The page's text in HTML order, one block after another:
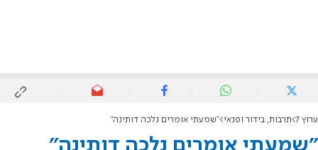
ערוץ 7 תרבות, בידור ופנאי "שמעתי אומרים נלכה דותינה"